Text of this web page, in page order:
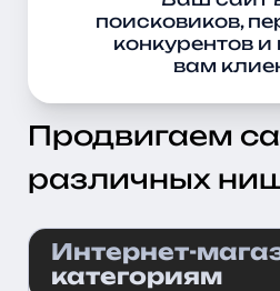
поисковиков,
конкурентов
вам
Продвигаем
различных
Интернет-
категориям